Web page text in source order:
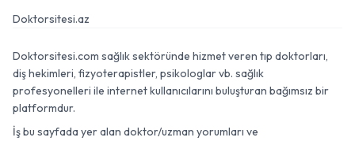
Doktorsitesi.az
Doktorsitesi.com sağlık sektöründe hizmet veren tıp doktorları,
diş hekimleri, fizyoterapistler, psikologlar vb. sağlık
profesyonelleri ile internet kullanıcılarını buluşturan bağımsız bir
platformdur.
İş bu sayfada yer alan doktor/uzman yorumları ve